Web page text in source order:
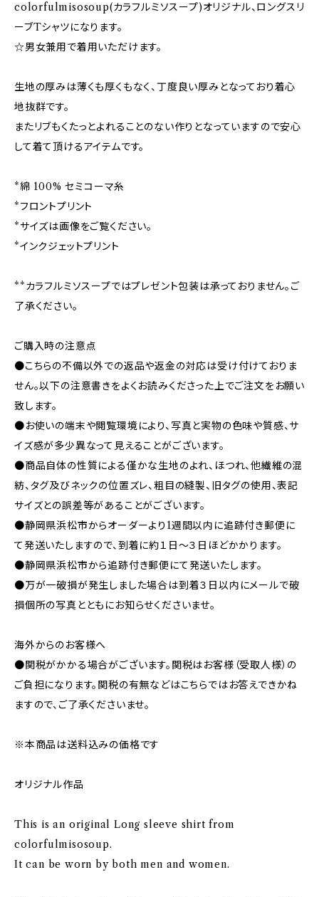
colorfulmisosoup(カラフルミソスープ)オリジナル、ロングスリ
ーブTシャツになります。
☆男女兼用で着用いただけます。
生地の厚みは薄くも厚くもなく、丁度良い厚みとなっており着心
地抜群です。
またリブもくたっとよれることのない作りとなっていますので安心
して着て頂けるアイテムです。
*綿 100% セミコーマ糸
*フロントプリント
*サイズは画像をご覧ください。
*インクジェットプリント
**カラフルミソスープではプレゼント包装は承っておりません。ご
了承ください。
ご購入時の注意点
●こちらの不備以外での返品や返金の対応は受け付けておりま
せん。以下の注意書きをよくお読みくださった上でご注文をお願い
致します。
●お使いの端末や閲覧環境により、写真と実物の色味や質感、サ
イズ感が多少異なって見えることがございます。
●商品自体の性質による僅かな生地のよれ、ほつれ、他繊維の混
紡、タグ及びネックの位置ズレ、粗目の縫製、旧タグの使用、表記
サイズとの誤差等があることがございます。
●静岡県浜松市からオーダーより1週間以内に追跡付き郵便に
て発送いたしますので、到着に約１日～３日ほどかかります。
●静岡県浜松市から追跡付き郵便にて発送いたします。
●万が一破損が発生しました場合は到着３日以内にメールで破
損個所の写真とともにお知らせくださいませ。
海外からのお客様へ
●関税がかかる場合がございます。関税はお客様（受取人様）の
ご負担になります。関税の有無などはこちらではお答えできかね
ますので、ご了承くださいませ。
※本商品は送料込みの価格です
オリジナル作品
This is an original Long sleeve shirt from
colorfulmisosoup.
It can be worn by both men and women.